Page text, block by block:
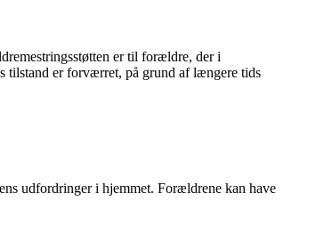
er til forældre, der i
tilstand er forværret, på grund af længere tids
udfordringer i hjemmet. Forældrene kan have